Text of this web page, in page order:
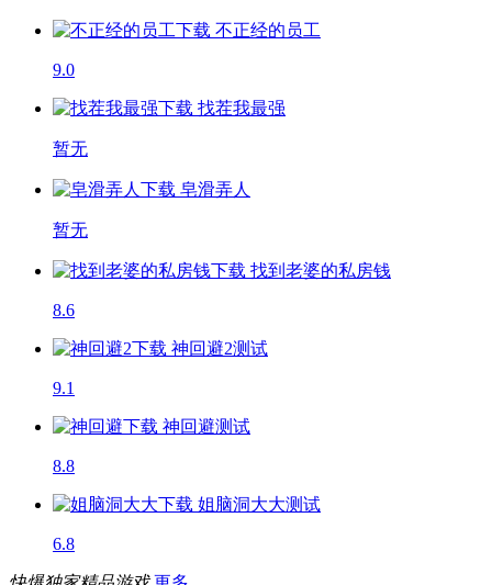
不正经的员工
9.0
找茬我最强
暂无
皂滑弄人
暂无
找到老婆的私房钱
8.6
神回避2测试
9.1
神回避测试
8.8
姐脑洞大大测试
6.8